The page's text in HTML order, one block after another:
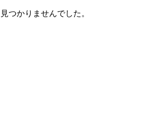
つかりませんでした。